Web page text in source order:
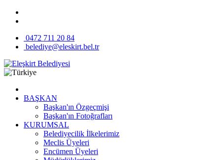
0472 711 20 84
belediye@eleskirt.bel.tr
BAŞKAN
Başkan'ın Özgeçmişi
Başkan'ın Fotoğrafları
KURUMSAL
Belediyecilik İlkelerimiz
Meclis Üyeleri
Encümen Üyeleri